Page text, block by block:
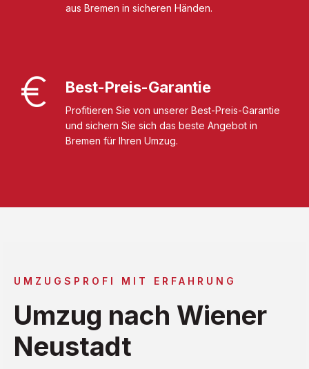
aus Bremen in sicheren Händen.
Best-Preis-Garantie
Profitieren Sie von unserer Best-Preis-Garantie
und sichern Sie sich das beste Angebot in
Bremen für Ihren Umzug.
UMZUGSPROFI MIT ERFAHRUNG
Umzug nach Wiener
Neustadt